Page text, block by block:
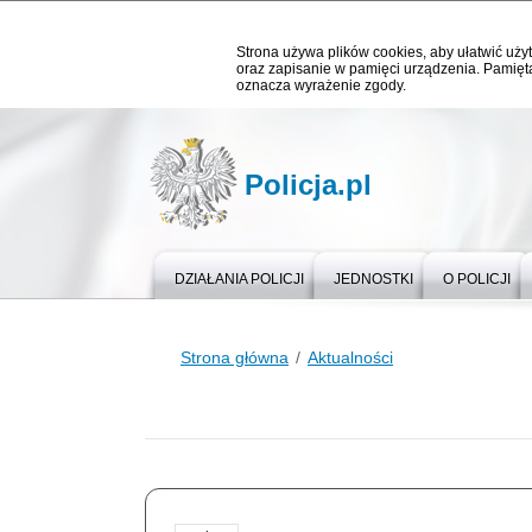
Strona używa plików cookies, aby ułatwić
oraz zapisanie w pamięci urządzenia.
oznacza wyrażenie zgody.
Policja.pl
DZIAŁANIA POLICJI JEDNOSTKI O POLICJI
Strona główna Aktualności